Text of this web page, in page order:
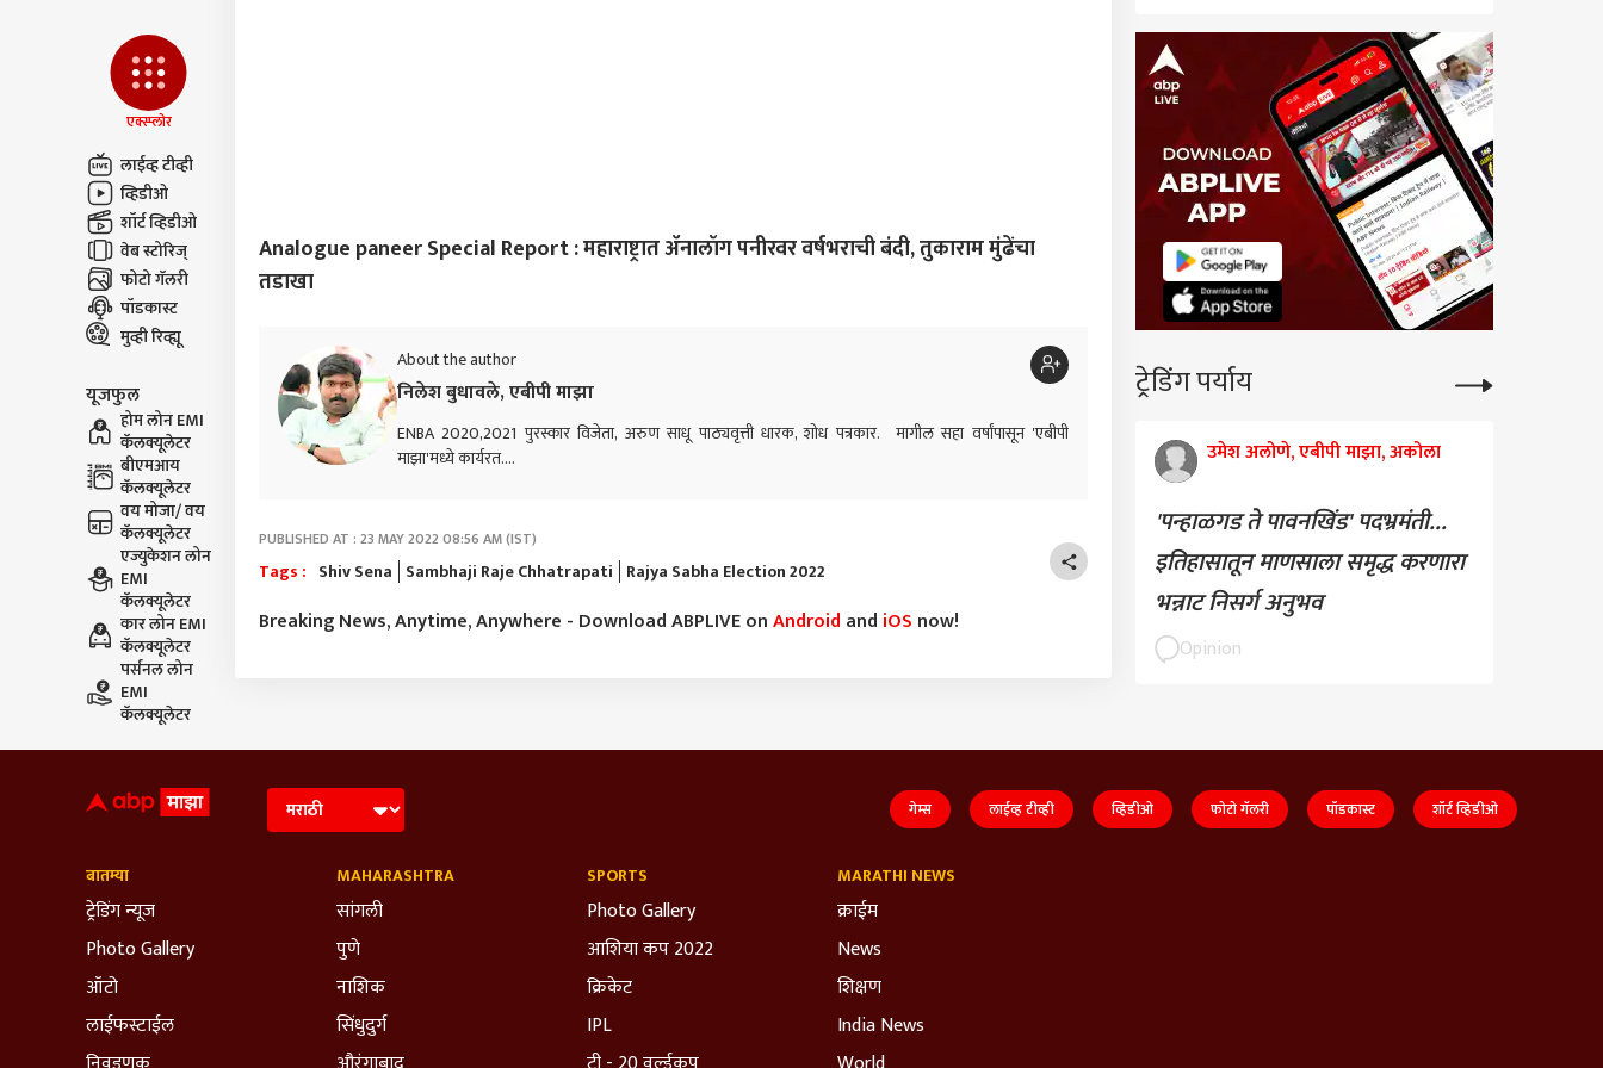
एक्स्प्लोर
लाईव्ह टीव्ही
व्हिडीओ
शॉर्ट व्हिडीओ
वेब स्टोरिज्
फोटो गॅलरी
पॉडकास्ट
मुव्ही रिव्ह्यू
यूजफुल
होम लोन EMI
कॅलक्यूलेटर
बीएमआय
कॅलक्यूलेटर
वय मोजा/ वय
कॅलक्यूलेटर
एज्युकेशन लोन
EMI
कॅलक्यूलेटर
कार लोन EMI
कॅलक्यूलेटर
पर्सनल लोन
EMI
कॅलक्यूलेटर
Analogue paneer Special Report : महाराष्ट्रात ॲनालॉग पनीरवर वर्षभराची बंदी, तुकाराम मुंढेंचा
तडाखा
About the author
निलेश बुधावले, एबीपी माझा
ENBA 2020,2021 पुरस्कार विजेता, अरुण साधू पाठ्यवृत्ती धारक, शोध पत्रकार. मागील सहा वर्षांपासून 'एबीपी
माझा'मध्ये कार्यरत....
PUBLISHED AT : 23 MAY 2022 08:56 AM (IST)
Tags : Shiv Sena Sambhaji Raje Chhatrapati Rajya Sabha Election 2022
Breaking News, Anytime, Anywhere - Download ABPLIVE onAndroid and iOS now!
ट्रेडिंग पर्याय
उमेश अलोणे, एबीपी माझा, अकोला
'पन्हाळगड ते पावनखिंड' पदभ्रमंती...
इतिहासातून माणसाला समृद्ध करणारा
भन्नाट निसर्ग अनुभव
Opinion
गेम्स लाईव्ह टीव्ही व्हिडीओ फोटो गॅलरी पॉडकास्ट शॉर्ट व्हिडीओ
बातम्या
ट्रेडिंग न्यूज
Photo Gallery
ऑटो
लाईफस्टाईल
MAHARASHTRA
सांगली
पुणे
नाशिक
सिंधुदुर्ग
SPORTS
Photo Gallery
आशिया कप 2022
क्रिकेट
IPL
MARATHI NEWS
क्राईम
News
शिक्षण
India News